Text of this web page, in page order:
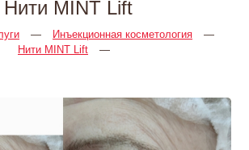
Нити MINT Lift
— Инъекционная косметология
—
Нити MINT Lift
—